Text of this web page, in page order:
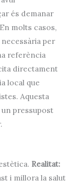
és demanar
molts casos,
per
referència
directament
local que
Aquesta
un pressupost
Realitat:
i millora la salut